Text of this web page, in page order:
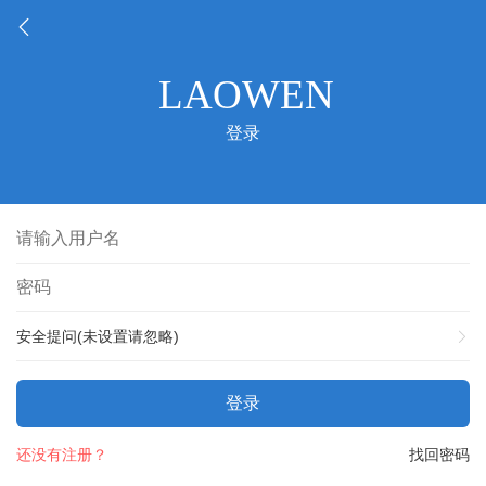
登录
安全提问(未设置请忽略)
登录
找回密码
还没有注册？